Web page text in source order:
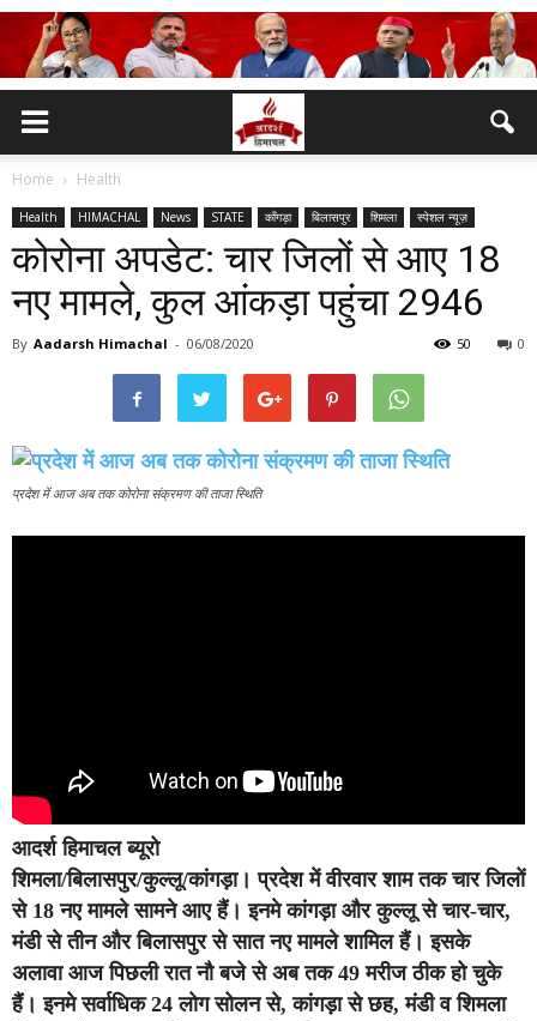
Home Health
Health HIMACHAL News STATE काँगड़ा बिलासपुर शिमला स्पेशल न्यूज़
कोरोना अपडेट: चार जिलों से आए 18
नए मामले, कुल आंकड़ा पहुंचा 2946
By Aadarsh Himachal - 06/08/2020 0
50
प्रदेश में आज अब तक कोरोना संक्रमण की ताजा स्थिति
आदर्श हिमाचल ब्यूरो
शिमला/बिलासपुर/कुल्लू/कांगड़ा। प्रदेश में वीरवार शाम तक चार जिलों
से 18 नए मामले सामने आए हैं। इनमे कांगड़ा और कुल्लू से चार-चार,
मंडी से तीन और बिलासपुर से सात नए मामले शामिल हैं। इसके
अलावा आज पिछली रात नौ बजे से अब तक 49 मरीज ठीक हो चुके
हैं। इनमे सर्वाधिक 24 लोग सोलन से, कांगड़ा से छह, मंडी व शिमला